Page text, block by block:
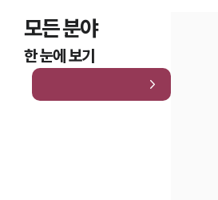
모든 분야
한 눈에 보기